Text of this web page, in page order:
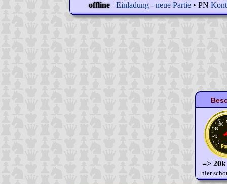
offline
Einladung - neue Partie • PN
=>
hier